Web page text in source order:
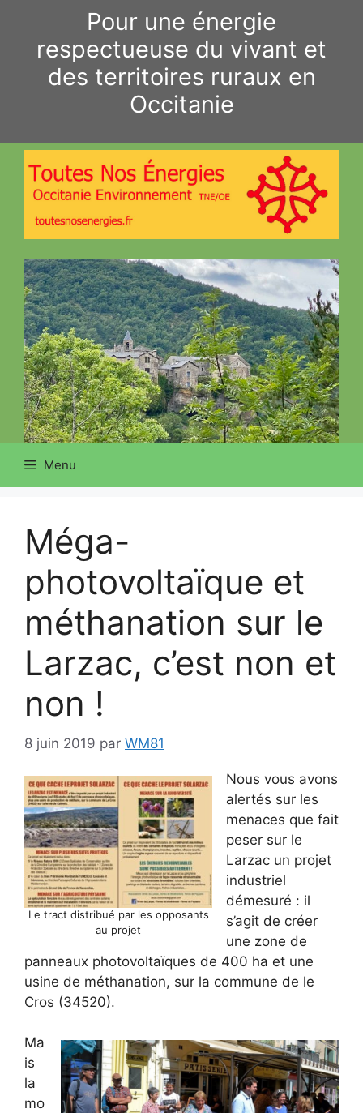
contenu
Pour une énergie
respectueuse du vivant et
des territoires ruraux en
Occitanie
Menu
Méga-
photovoltaïque et
méthanation sur le
Larzac, c’est non et
non !
8 juin 2019 par WM81
Le tract distribué par les opposants
au projet
Nous vous avons
alertés sur les
menaces que fait
peser sur le
Larzac un projet
industriel
démesuré : il
s’agit de créer
une zone de
panneaux photovoltaïques de 400 ha et une
usine de méthanation, sur la commune de le
Cros (34520).
Ma
is
la
mo